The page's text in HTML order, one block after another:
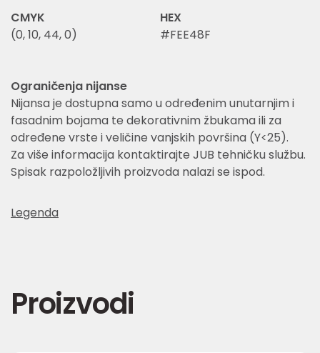
CMYK
(0, 10, 44, 0)
HEX
#FEE48F
Ograničenja nijanse
Nijansa je dostupna samo u određenim unutarnjim i
fasadnim bojama te dekorativnim žbukama ili za
određene vrste i veličine vanjskih površina (Y<25).
Za više informacija kontaktirajte JUB tehničku službu.
Spisak razpoložljivih proizvoda nalazi se ispod.
Legenda
Proizvodi